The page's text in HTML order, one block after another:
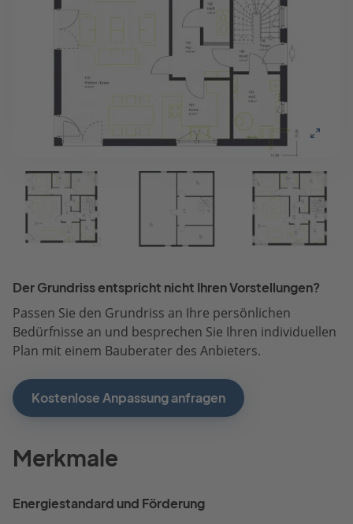
Der Grundriss entspricht nicht Ihren Vorstellungen?
Passen Sie den Grundriss an Ihre persönlichen
Bedürfnisse an und besprechen Sie Ihren individuellen
Plan mit einem Bauberater des Anbieters.
Kostenlose Anpassung anfragen
Merkmale
Energiestandard und Förderung